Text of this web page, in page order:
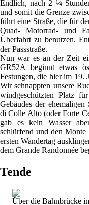
Endlich, nach 2 ¼
und somit die Grenze
führt eine Straße, die für
Quad- Motorrad- und
Überfahrt zu benutzen.
der Passstraße.
Nun war es an der Zeit
GR52A beginnt etwas
Festungen, die hier im 19.
Wir schnappten unsere
windgeschützten Platz
Gebäudes der
di Colle Alto (oder Forte
gab es kein Wasser
schlürfend und den
ersten Wandertag
dem Grande Randonnée
Tende
Über die Bahnbrücke